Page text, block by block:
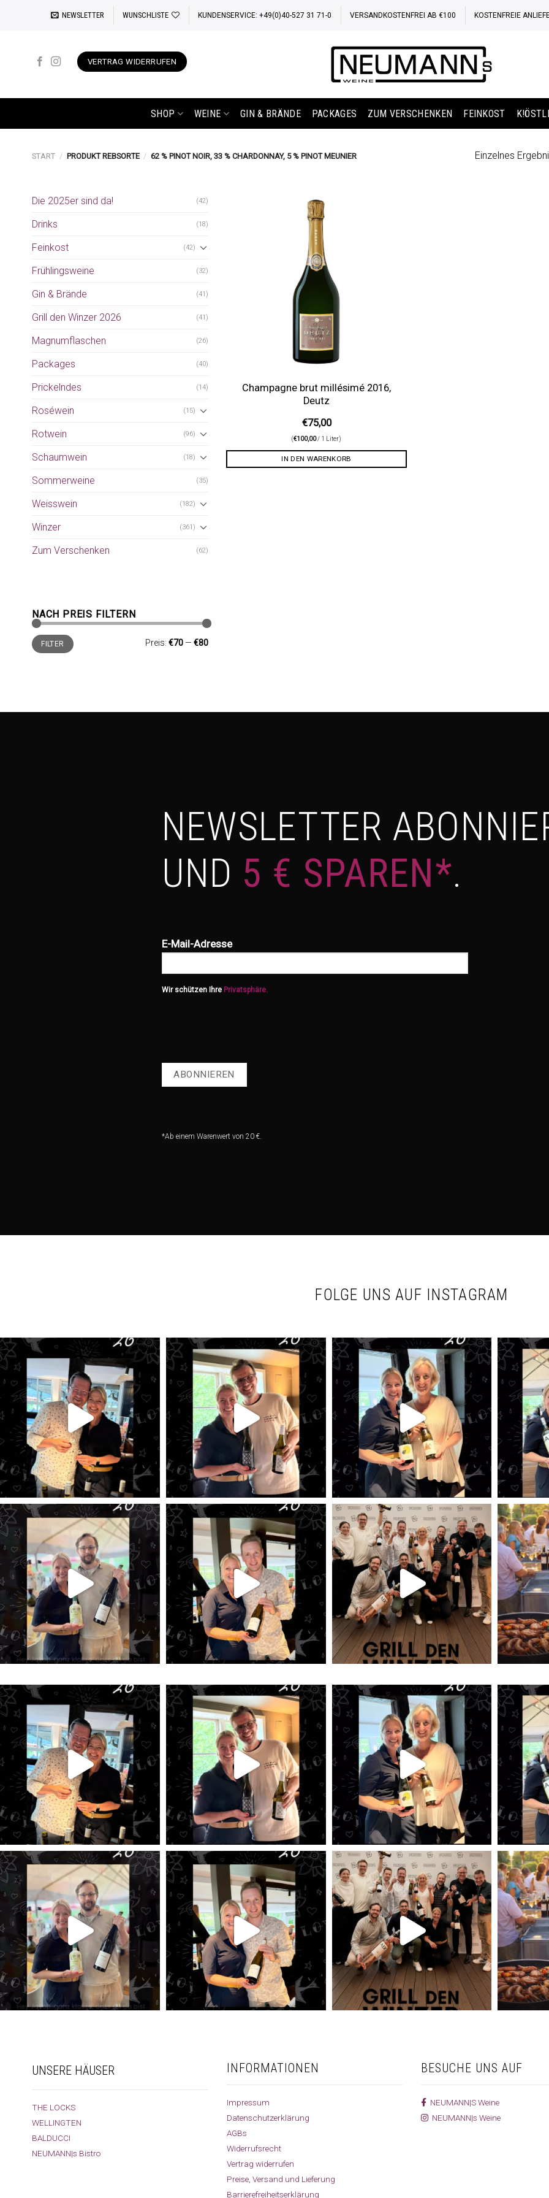
NEWSLETTER WUNSCHLISTE KUNDENSERVICE: +49(0)40-527 31 71-0 VERSANDKOSTENFREI AB €100 KOSTENFREIE
VERTRAG WIDERRUFEN
SHOP WEINE GIN & BRÄNDE PACKAGES ZUM VERSCHENKEN FEINKOST
START / PRODUKT REBSORTE / 62 % PINOT NOIR, 33 % CHARDONNAY, 5 % PINOT MEUNIER Einzelnes
Die 2025er sind da! (42)
Drinks (18)
Feinkost (42)
Frühlingsweine (32)
Gin & Brände (41)
Grill den Winzer 2026 (41)
Magnumflaschen (26)
Packages (40)
Prickelndes (14)
Roséwein (15)
Rotwein (96)
Schaumwein (18)
Sommerweine (35)
Weisswein (182)
Winzer (361)
Zum Verschenken (62)
NACH PREIS FILTERN
Min.
Preis
Max.
PreisFILTER Preis: €70— €80
Champagne brut millésimé 2016,
Deutz
€75,00
(€100,00/ 1 Liter)
IN DEN WARENKORB
NEWSLETTER
UND 5 € SPAREN*.
E-Mail-Adresse
Wir schützen Ihre Privatsphäre.
*Ab einem Warenwert von 20 €.
FOLGE UNS AUF INSTAGRAM
UNSERE HÄUSER
THE LOCKS
WELLINGTEN
BALDUCCI
NEUMANN|s Bistro
INFORMATIONEN
Impressum
Datenschutzerklärung
AGBs
Widerrufsrecht
Vertrag widerrufen
Preise, Versand und Lieferung
Barrierefreiheitserklärung
BESUCHE UNS AUF
NEUMANN|S Weine
NEUMANN|s Weine